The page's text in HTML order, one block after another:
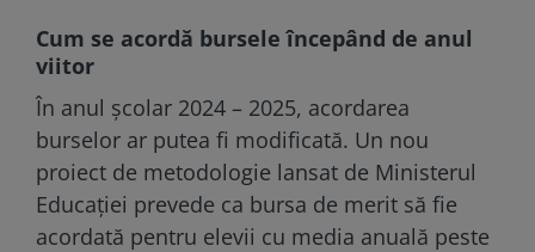
Cum se acordă bursele începând de anul
viitor
În anul școlar 2024 – 2025, acordarea
burselor ar putea fi modificată. Un nou
proiect de metodologie lansat de Ministerul
Educației prevede ca bursa de merit să fie
acordată pentru elevii cu media anuală peste